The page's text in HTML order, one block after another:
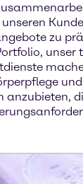
zu
unser
anzubieten,